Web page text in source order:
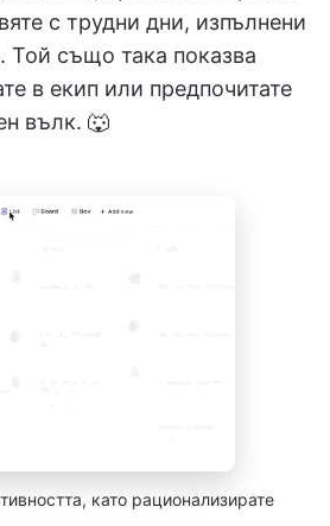
с трудни дни, изпълнени
Той също така показва
в екип или предпочитате
вълк. 🐺
като рационализирате